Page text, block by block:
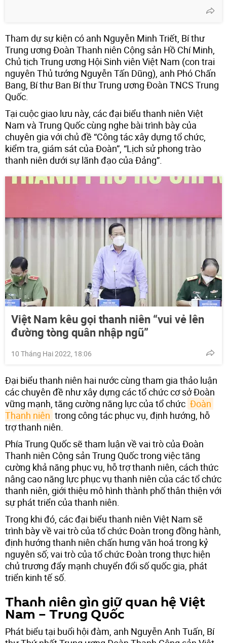
Tham dự sự kiện có anh Nguyễn Minh Triết, Bí thư
Trung ương Đoàn Thanh niên Cộng sản Hồ Chí Minh,
Chủ tịch Trung ương Hội Sinh viên Việt Nam (con trai
nguyên Thủ tướng Nguyễn Tấn Dũng), anh Phó Chấn
Bang, Bí thư Ban Bí thư Trung ương Đoàn TNCS Trung
Quốc.
Tại cuộc giao lưu này, các đại biểu thanh niên Việt
Nam và Trung Quốc cùng nghe bài trình bày của
chuyên gia với chủ đề “Công tác xây dựng tổ chức,
kiểm tra, giám sát của Đoàn”, “Lịch sử phong trào
thanh niên dưới sự lãnh đạo của Đảng”.
Việt Nam kêu gọi thanh niên “vui vẻ lên
đường tòng quân nhập ngũ”
10 Tháng Hai 2022, 18:06
Đại biểu thanh niên hai nước cùng tham gia thảo luận
các chuyên đề như xây dựng các tổ chức cơ sở Đoàn
vững mạnh, tăng cường năng lực của tổ chức Đoàn
Thanh niên trong công tác phục vụ, định hướng, hỗ
trợ thanh niên.
Phía Trung Quốc sẽ tham luận về vai trò của Đoàn
Thanh niên Cộng sản Trung Quốc trong việc tăng
cường khả năng phục vụ, hỗ trợ thanh niên, cách thức
nâng cao năng lực phục vụ thanh niên của các tổ chức
thanh niên, giới thiệu mô hình thành phố thân thiện với
sự phát triển của thanh niên.
Trong khi đó, các đại biểu thanh niên Việt Nam sẽ
trình bày về vai trò của tổ chức Đoàn trong đồng hành,
định hướng thanh niên chấn hưng văn hoá trong kỷ
nguyên số; vai trò của tổ chức Đoàn trong thực hiện
chủ trương đẩy mạnh chuyển đổi số quốc gia, phát
triển kinh tế số.
Thanh niên gìn giữ quan hệ Việt
Nam – Trung Quốc
Phát biểu tại buổi hội đàm, anh Nguyễn Anh Tuấn, Bí